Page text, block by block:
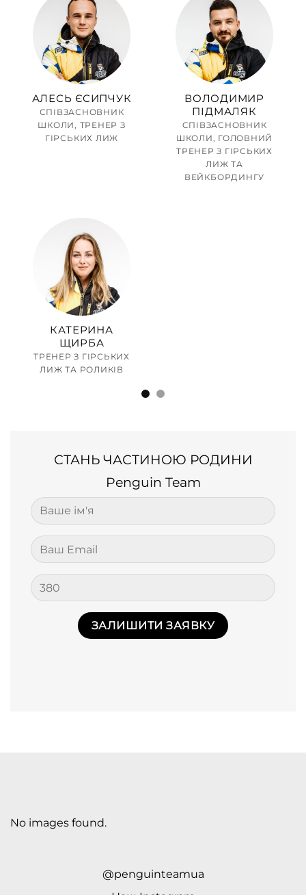
АЛЕСЬ ЄСИПЧУК
СПІВЗАСНОВНИК
ШКОЛИ, ТРЕНЕР З
ГІРСЬКИХ ЛИЖ
ВОЛОДИМИР
ПІДМАЛЯК
CПІВЗАСНОВНИК
ШКОЛИ, ГОЛОВНИЙ
ТРЕНЕР З ГІРСЬКИХ
ЛИЖ ТА
ВЕЙКБОРДИНГУ
КАТЕРИНА
ЩИРБА
ТРЕНЕР З ГІРСЬКИХ
ЛИЖ ТА РОЛИКІВ
СТАНЬ ЧАСТИНОЮ РОДИНИ
Penguin Team
No images found.
@penguinteamua